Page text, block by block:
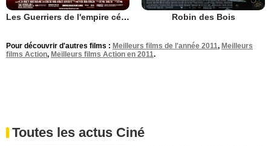
Les Guerriers de l'empire céleste Robin des Bois
Pour découvrir d'autres films : Meilleurs films de l'année 2011, Meilleurs
films Action, Meilleurs films Action en 2011.
Toutes les actus Ciné